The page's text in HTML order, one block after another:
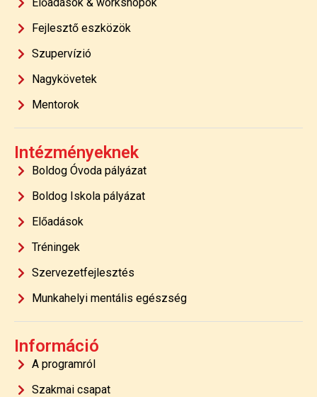
Fejlesztő eszközök
Szupervízió
Nagykövetek
Mentorok
Intézményeknek
Boldog Óvoda pályázat
Boldog Iskola pályázat
Előadások
Tréningek
Szervezetfejlesztés
Munkahelyi mentális egészség
Információ
A programról
Szakmai csapat